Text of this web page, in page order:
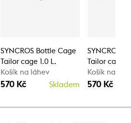
SYNCROS Bottle Cage
Tailor cage 1.0 L.
Košík na láhev
570 Kč Skladem
SYNCROS
Tailor cage
Košík na
570 Kč